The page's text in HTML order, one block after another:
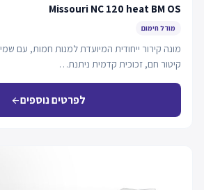
Missouri NC 120 heat BM OS
מודל חימום
מונה קירור ייחודית המיועדת למנות חמות, עם
קיטור חם, זכוכית קדמית ניתנת…
לפרטים נוספיםarrow_back